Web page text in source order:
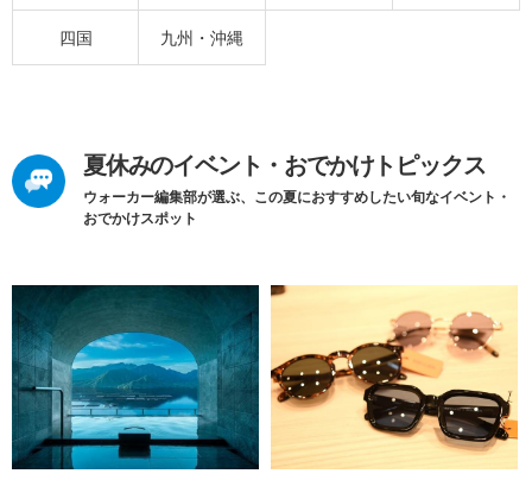
四国 九州・沖縄
夏休みのイベント・おでかけトピックス
ウォーカー編集部が選ぶ、この夏におすすめしたい旬なイベント・
おでかけスポット